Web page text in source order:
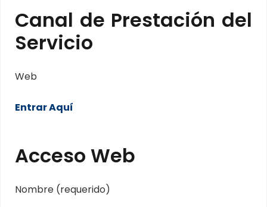
Canal de Prestación del
Servicio
Web
Entrar Aquí
Acceso Web
Nombre (requerido)